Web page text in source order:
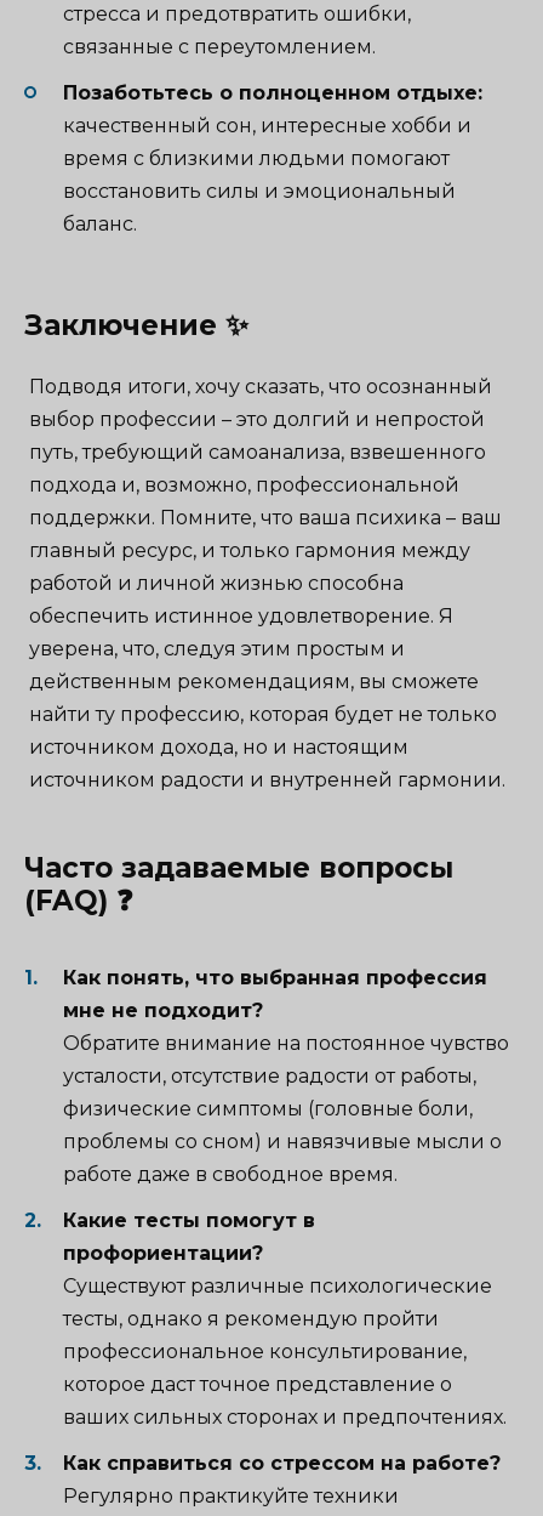
стресса и предотвратить ошибки,
связанные с переутомлением.
Позаботьтесь о полноценном отдыхе:
качественный сон, интересные хобби и
время с близкими людьми помогают
восстановить силы и эмоциональный
баланс.
Заключение ✨
Подводя итоги, хочу сказать, что осознанный
выбор профессии – это долгий и непростой
путь, требующий самоанализа, взвешенного
подхода и, возможно, профессиональной
поддержки. Помните, что ваша психика – ваш
главный ресурс, и только гармония между
работой и личной жизнью способна
обеспечить истинное удовлетворение. Я
уверена, что, следуя этим простым и
действенным рекомендациям, вы сможете
найти ту профессию, которая будет не только
источником дохода, но и настоящим
источником радости и внутренней гармонии.
Часто задаваемые вопросы
(FAQ) ❓
Как понять, что выбранная профессия
мне не подходит?
Обратите внимание на постоянное чувство
усталости, отсутствие радости от работы,
физические симптомы (головные боли,
проблемы со сном) и навязчивые мысли о
работе даже в свободное время.
Какие тесты помогут в
профориентации?
Существуют различные психологические
тесты, однако я рекомендую пройти
профессиональное консультирование,
которое даст точное представление о
ваших сильных сторонах и предпочтениях.
Как справиться со стрессом на работе?
Регулярно практикуйте техники